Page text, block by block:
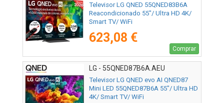
Televisor LG QNED 55QNED83B6A
Reacondicionado 55"/ Ultra HD 4K/
Smart TV/ WiFi
623,08 €
Comprar
LG - 55QNED87B6A.AEU
Televisor LG QNED evo AI QNED87
Mini LED 55QNED87B6A 55"/ Ultra HD
4K/ Smart TV/ WiFi